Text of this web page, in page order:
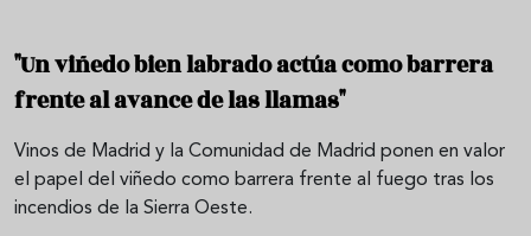
"Un viñedo bien labrado actúa como barrera
frente al avance de las llamas"
Vinos de Madrid y la Comunidad de Madrid ponen en valor
el papel del viñedo como barrera frente al fuego tras los
incendios de la Sierra Oeste.